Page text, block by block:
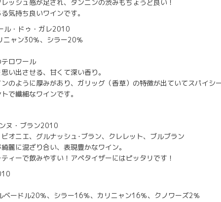
ッシュ感が足され、タンニンの渋みもちょうど良い！
気持ち良いワインです。
・ドゥ・ガレ2010
ニャン30％、シラー20％
ロワール
い出させる、甘くて深い香り。
のように厚みがあり、ガリッグ（香草）の特徴が出ていてスパイシ
で繊細なワインです。
ヌ・ブラン2010
オニエ、グルナッシュ･ブラン、クレレット、ブルブラン
麗に混ざり合い、表現豊かなワイン。
ィーで飲みやすい！アペタイザーにはピッタリです！
ベードル20％、シラー16％、カリニャン16％、クノワーズ2％